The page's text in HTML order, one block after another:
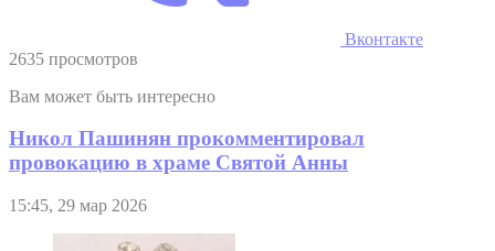
Вконтакте
2635 просмотров
Вам может быть интересно
Никол Пашинян прокомментировал
провокацию в храме Святой Анны
15:45, 29 мар 2026